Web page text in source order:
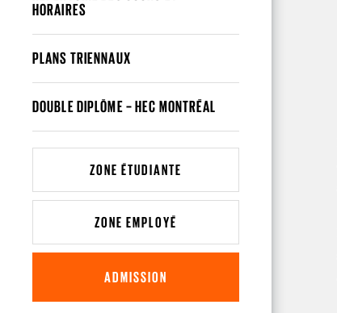
HORAIRES
PLANS TRIENNAUX
DOUBLE DIPLÔME – HEC MONTRÉAL
ZONE ÉTUDIANTE
ZONE EMPLOYÉ
ADMISSION